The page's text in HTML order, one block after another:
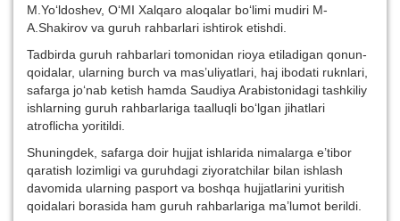
M.Yo‘ldoshev, O‘MI Xalqaro aloqalar bo‘limi mudiri M-
A.Shakirov va guruh rahbarlari ishtirok etishdi.
Tadbirda guruh rahbarlari tomonidan rioya etiladigan qonun-
qoidalar, ularning burch va mas’uliyatlari, haj ibodati ruknlari,
safarga jo‘nab ketish hamda Saudiya Arabistonidagi tashkiliy
ishlarning guruh rahbarlariga taalluqli bo‘lgan jihatlari
atroflicha yoritildi.
Shuningdek, safarga doir hujjat ishlarida nimalarga e’tibor
qaratish lozimligi va guruhdagi ziyoratchilar bilan ishlash
davomida ularning pasport va boshqa hujjatlarini yuritish
qoidalari borasida ham guruh rahbarlariga ma’lumot berildi.